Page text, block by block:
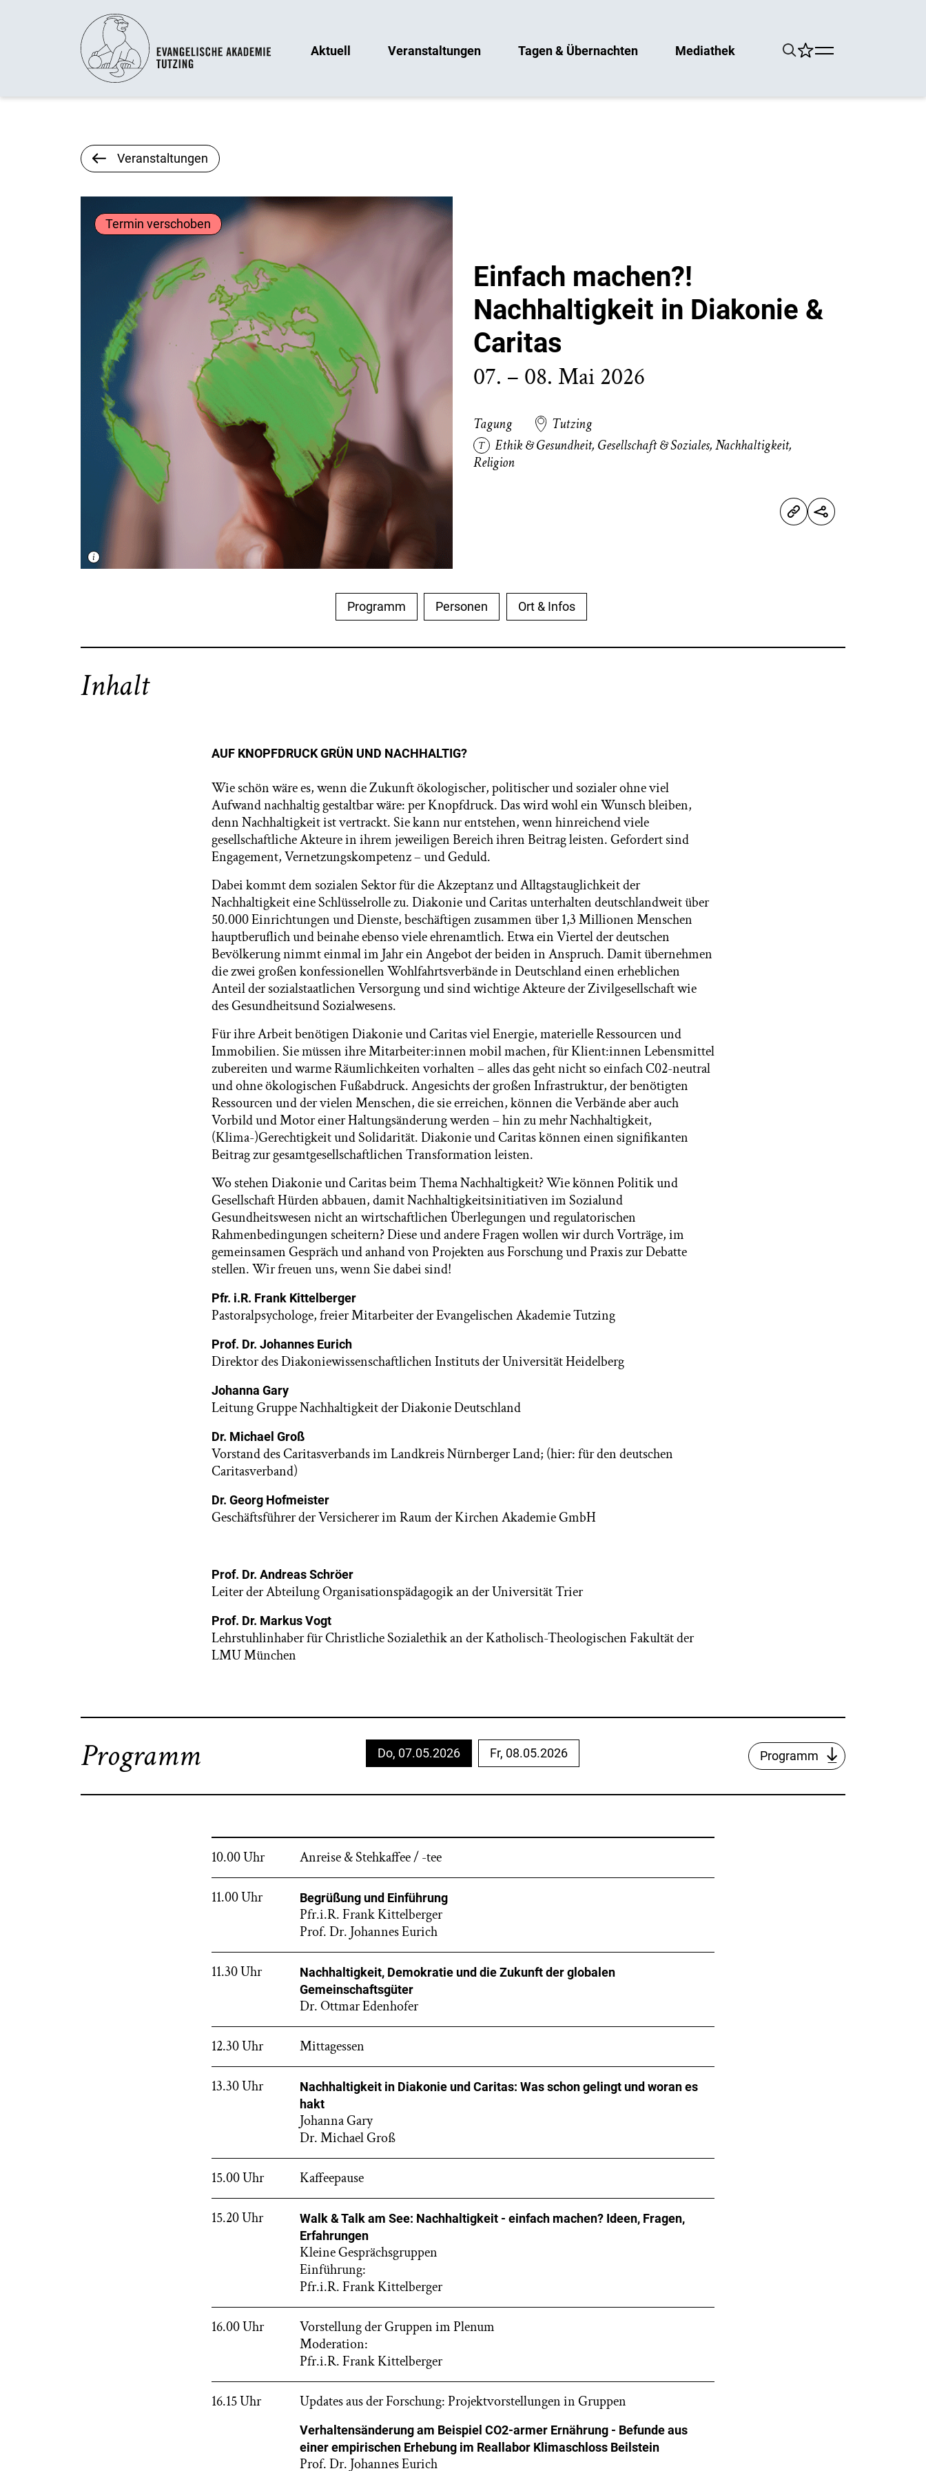
Aktuell Veranstaltungen Tagen & Übernachten Mediathek
Veranstaltungen
Termin verschoben
Einfach machen?!
Nachhaltigkeit in Diakonie &
Caritas
07. – 08. Mai 2026
Tagung
Tutzing
Ethik & Gesundheit, Gesellschaft & Soziales,Nachhaltigkeit,
Religion
Programm Personen Ort & Infos
Inhalt
AUF KNOPFDRUCK GRÜN UND NACHHALTIG?
Wie schön wäre es, wenn die Zukunft ökologischer, politischer und sozialer ohne viel
Aufwand nachhaltig gestaltbar wäre: per Knopfdruck. Das wird wohl ein Wunsch bleiben,
denn Nachhaltigkeit ist vertrackt. Sie kann nur entstehen, wenn hinreichend viele
gesellschaftliche Akteure in ihrem jeweiligen Bereich ihren Beitrag leisten. Gefordert sind
Engagement, Vernetzungskompetenz – und Geduld.
Dabei kommt dem sozialen Sektor für die Akzeptanz und Alltagstauglichkeit der
Nachhaltigkeit eine Schlüsselrolle zu. Diakonie und Caritas unterhalten deutschlandweit über
50.000 Einrichtungen und Dienste, beschäftigen zusammen über 1,3 Millionen Menschen
hauptberuflich und beinahe ebenso viele ehrenamtlich. Etwa ein Viertel der deutschen
Bevölkerung nimmt einmal im Jahr ein Angebot der beiden in Anspruch. Damit übernehmen
die zwei großen konfessionellen Wohlfahrtsverbände in Deutschland einen erheblichen
Anteil der sozialstaatlichen Versorgung und sind wichtige Akteure der Zivilgesellschaft wie
des Gesundheitsund Sozialwesens.
Für ihre Arbeit benötigen Diakonie und Caritas viel Energie, materielle Ressourcen und
Immobilien. Sie müssen ihre Mitarbeiter:innen mobil machen, für Klient:innen Lebensmittel
zubereiten und warme Räumlichkeiten vorhalten – alles das geht nicht so einfach C02-neutral
und ohne ökologischen Fußabdruck. Angesichts der großen Infrastruktur, der benötigten
Ressourcen und der vielen Menschen, die sie erreichen, können die Verbände aber auch
Vorbild und Motor einer Haltungsänderung werden – hin zu mehr Nachhaltigkeit,
(Klima-)Gerechtigkeit und Solidarität. Diakonie und Caritas können einen signifikanten
Beitrag zur gesamtgesellschaftlichen Transformation leisten.
Wo stehen Diakonie und Caritas beim Thema Nachhaltigkeit? Wie können Politik und
Gesellschaft Hürden abbauen, damit Nachhaltigkeitsinitiativen im Sozialund
Gesundheitswesen nicht an wirtschaftlichen Überlegungen und regulatorischen
Rahmenbedingungen scheitern? Diese und andere Fragen wollen wir durch Vorträge, im
gemeinsamen Gespräch und anhand von Projekten aus Forschung und Praxis zur Debatte
stellen. Wir freuen uns, wenn Sie dabei sind!
Pfr. i.R. Frank Kittelberger
Pastoralpsychologe, freier Mitarbeiter der Evangelischen Akademie Tutzing
Prof. Dr. Johannes Eurich
Direktor des Diakoniewissenschaftlichen Instituts der Universität Heidelberg
Johanna Gary
Leitung Gruppe Nachhaltigkeit der Diakonie Deutschland
Dr. Michael Groß
Vorstand des Caritasverbands im Landkreis Nürnberger Land; (hier: für den deutschen
Caritasverband)
Dr. Georg Hofmeister
Geschäftsführer der Versicherer im Raum der Kirchen Akademie GmbH
Prof. Dr. Andreas Schröer
Leiter der Abteilung Organisationspädagogik an der Universität Trier
Prof. Dr. Markus Vogt
Lehrstuhlinhaber für Christliche Sozialethik an der Katholisch-Theologischen Fakultät der
LMU München
Programm Do, 07.05.2026 Fr, 08.05.2026 Programm
10.00 Uhr Anreise & Stehkaffee / -tee
11.00 Uhr Begrüßung und Einführung
Pfr.i.R. Frank Kittelberger
Prof. Dr. Johannes Eurich
11.30 Uhr
Nachhaltigkeit, Demokratie und die Zukunft der globalen
Gemeinschaftsgüter
Dr. Ottmar Edenhofer
12.30 Uhr Mittagessen
13.30 Uhr
Nachhaltigkeit in Diakonie und Caritas: Was schon gelingt und woran es
hakt
Johanna Gary
Dr. Michael Groß
15.00 Uhr Kaffeepause
15.20 Uhr
Walk & Talk am See: Nachhaltigkeit - einfach machen? Ideen, Fragen,
Erfahrungen
Kleine Gesprächsgruppen
Einführung:
Pfr.i.R. Frank Kittelberger
16.00 Uhr
Vorstellung der Gruppen im Plenum
Moderation:
Pfr.i.R. Frank Kittelberger
16.15 Uhr Updates aus der Forschung: Projektvorstellungen in Gruppen
Verhaltensänderung am Beispiel CO2-armer Ernährung - Befunde aus
einer empirischen Erhebung im Reallabor Klimaschloss Beilstein
Prof. Dr. Johannes Eurich